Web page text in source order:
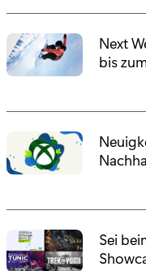
Next
bis
Sei